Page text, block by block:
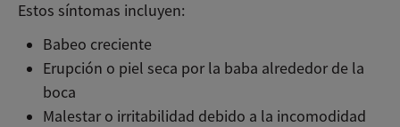
Estos síntomas incluyen:
Babeo creciente
Erupción o piel seca por la baba alrededor de la
boca
Malestar o irritabilidad debido a la incomodidad